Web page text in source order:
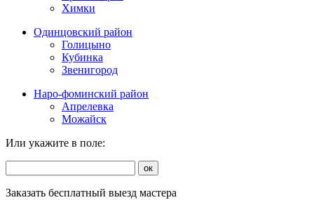
Химки
Одинцовский район
Голицыно
Кубинка
Звенигород
Наро-фоминский район
Апрелевка
Можайск
Или укажите в поле:
ок
Заказать бесплатный выезд мастера